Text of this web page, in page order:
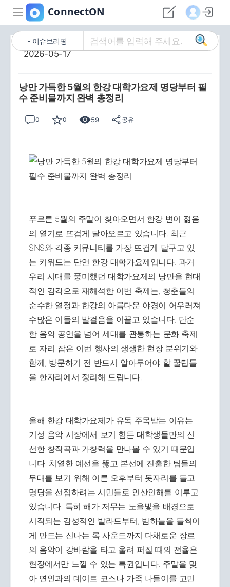
이슈브리핑
2026-05-17
낭만 가득한 5월의 한강 대학가요제 명당부터 필
수 준비물까지 완벽 총정리
0 0 59 공유
푸르른 5월의 주말이 찾아오면서 한강 변이 젊음
의 열기로 뜨겁게 달아오르고 있습니다. 최근
SNS와 각종 커뮤니티를 가장 뜨겁게 달구고 있
는 키워드는 단연 한강 대학가요제입니다. 과거
우리 시대를 풍미했던 대학가요제의 낭만을 현대
적인 감각으로 재해석한 이번 축제는, 청춘들의
순수한 열정과 한강의 아름다운 야경이 어우러져
수많은 이들의 발걸음을 이끌고 있습니다. 단순
한 음악 공연을 넘어 세대를 관통하는 문화 축제
로 자리 잡은 이번 행사의 생생한 현장 분위기와
함께, 방문하기 전 반드시 알아두어야 할 꿀팁들
을 한자리에서 정리해 드립니다.
올해 한강 대학가요제가 유독 주목받는 이유는
기성 음악 시장에서 보기 힘든 대학생들만의 신
선한 창작곡과 가창력을 만나볼 수 있기 때문입
니다. 치열한 예선을 뚫고 본선에 진출한 팀들의
무대를 보기 위해 이른 오후부터 돗자리를 들고
명당을 선점하려는 시민들로 인산인해를 이루고
있습니다. 특히 해가 저무는 노을빛을 배경으로
시작되는 감성적인 발라드부터, 밤하늘을 들썩이
게 만드는 신나는 록 사운드까지 다채로운 장르
의 음악이 강바람을 타고 울려 퍼질 때의 전율은
현장에서만 느낄 수 있는 특권입니다. 주말을 맞
아 연인과의 데이트 코스나 가족 나들이를 고민